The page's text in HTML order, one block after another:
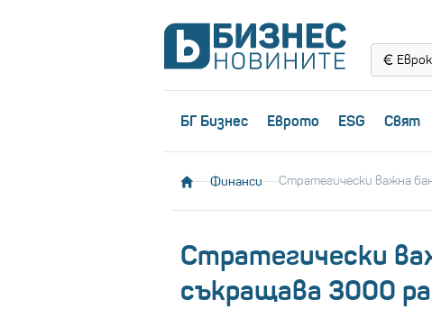
БГ Бизнес Еврото ESG Свят
Финанси Стратегически важна
Стратегически
съкращава 3000